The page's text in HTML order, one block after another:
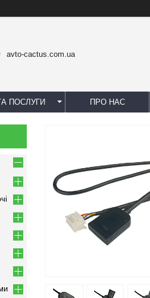
avto-cactus.com.ua
ПОСЛУГИ ПРО НАС